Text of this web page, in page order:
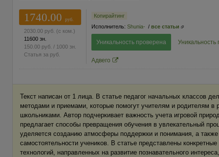
1740.00
руб.
2030.00 руб. (с ком.)
11600 зн.
150.00 руб. / 1000 зн.
Статья за руб.
Копирайтинг
Исполнитель: Shunia- / все статьи
Уникальность проверена Уникальность
Адвего
Текст написан от 1 лица. В статье педагог начальных классов
методами и приемами, которые помогут учителям и родителям в
школьниками. Автор подчеркивает важность учета игровой
предлагает способы превращения обучения в увлекательный
уделяется созданию атмосферы поддержки и понимания, а
самостоятельности учеников. В статье представлены
технологий, направленных на развитие познавательного